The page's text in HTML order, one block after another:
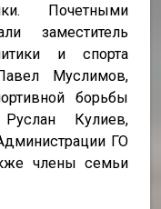
Почетными
заместитель
и спорта
Муслимов,
борьбы
Кулиев,
ГО
члены семьи